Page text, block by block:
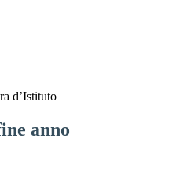
d’Istituto
anno